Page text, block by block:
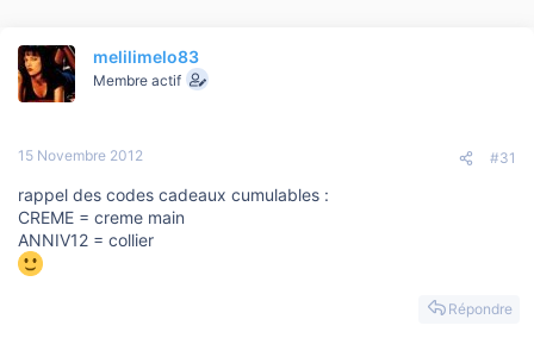
e
l
a
d
c
s
s
i
o
n
b
u
melilimelo83
Membre actif
15 Novembre 2012 #31
rappel des codes cadeaux cumulables :
CREME = creme main
ANNIV12 = collier
Répondre